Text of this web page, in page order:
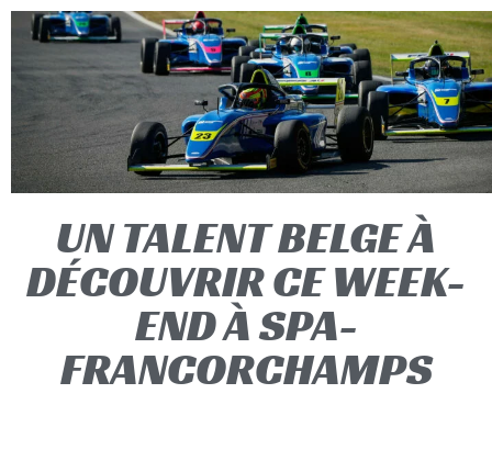
UN TALENT BELGE À
DÉCOUVRIR CE WEEK-
END À SPA-
FRANCORCHAMPS